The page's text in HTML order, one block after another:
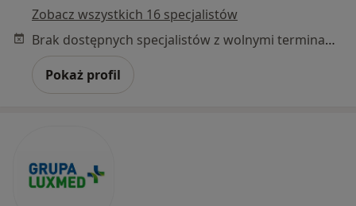
Zobacz wszystkich 16 specjalistów
Brak dostępnych specjalistów z wolnymi terminami w tym centrum medycznym.
Pokaż profil